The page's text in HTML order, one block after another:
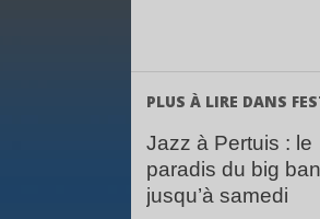
PLUS À LIRE DANS
Jazz à Pertuis : le
paradis du big
jusqu’à samedi